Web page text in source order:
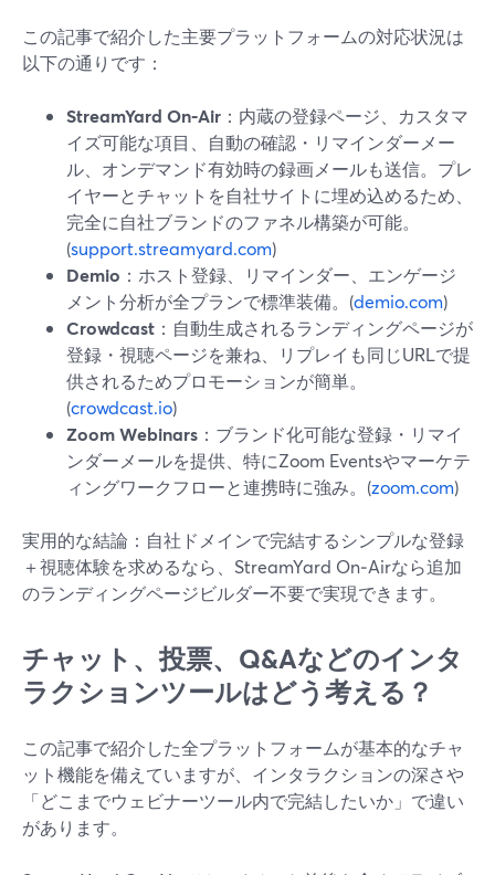
この記事で紹介した主要プラットフォームの対応状況は
以下の通りです：
StreamYard On‑Air ：内蔵の登録ページ、カスタマ
イズ可能な項目、自動の確認・リマインダーメー
ル、オンデマンド有効時の録画メールも送信。プレ
イヤーとチャットを自社サイトに埋め込めるため、
完全に自社ブランドのファネル構築が可能。
(support.streamyard.com)
Demio ：ホスト登録、リマインダー、エンゲージ
メント分析が全プランで標準装備。(demio.com)
Crowdcast ：自動生成されるランディングページが
登録・視聴ページを兼ね、リプレイも同じURLで提
供されるためプロモーションが簡単。
(crowdcast.io)
Zoom Webinars ：ブランド化可能な登録・リマイ
ンダーメールを提供、特にZoom Eventsやマーケテ
ィングワークフローと連携時に強み。(zoom.com)
実用的な結論：自社ドメインで完結するシンプルな登録
＋視聴体験を求めるなら、StreamYard On‑Airなら追加
のランディングページビルダー不要で実現できます。
チャット、投票、Q&Aなどのインタ
ラクションツールはどう考える？
この記事で紹介した全プラットフォームが基本的なチャ
ット機能を備えていますが、インタラクションの深さや
「どこまでウェビナーツール内で完結したいか」で違い
があります。